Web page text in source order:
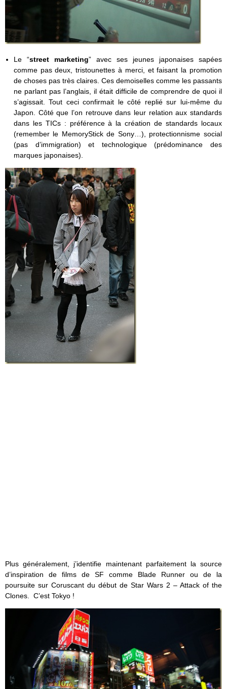
Le “street marketing” avec ses jeunes japonaises sapées
comme pas deux, tristounettes à merci, et faisant la promotion
de choses pas très claires. Ces demoiselles comme les passants
ne parlant pas l’anglais, il était difficile de comprendre de quoi il
s’agissait. Tout ceci confirmait le côté replié sur lui-même du
Japon. Côté que l’on retrouve dans leur relation aux standards
dans les TICs : préférence à la création de standards locaux
(remember le MemoryStick de Sony…), protectionnisme social
(pas d’immigration) et technologique (prédominance des
marques japonaises).
Plus généralement, j’identifie maintenant parfaitement la source
d’inspiration de films de SF comme Blade Runner ou de la
poursuite sur Coruscant du début de Star Wars 2 – Attack of the
Clones. C’est Tokyo !